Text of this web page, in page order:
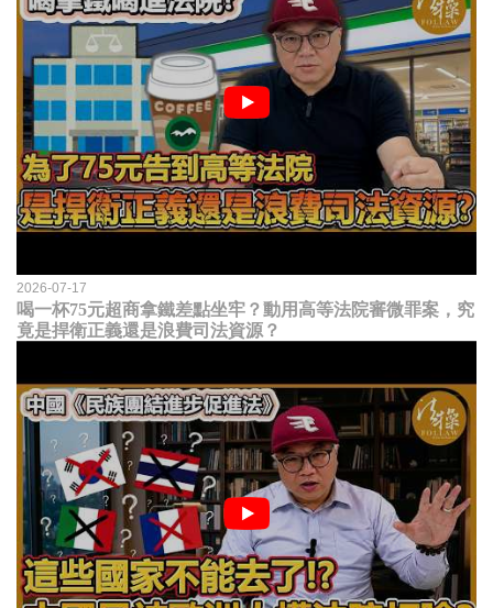
2026-07-17
喝一杯75元超商拿鐵差點坐牢？動用高等法院審微罪案，究
竟是捍衛正義還是浪費司法資源？